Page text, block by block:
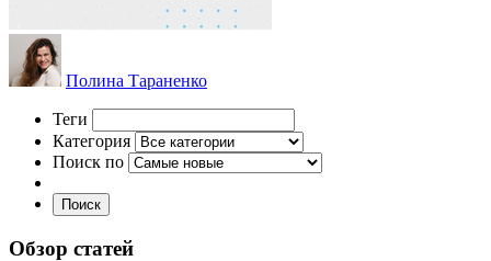
Полина Тараненко
Теги
Категория
Поиск по
Поиск
Обзор статей